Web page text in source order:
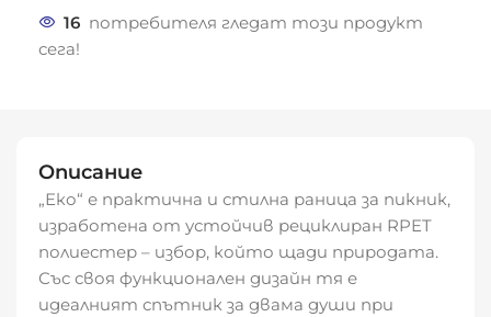
16 потребителя гледат този продукт
сега!
Описание
„Еко“ е практична и стилна раница за пикник,
изработена от устойчив рециклиран RPET
полиестер – избор, който щади природата.
Със своя функционален дизайн тя е
идеалният спътник за двама души при